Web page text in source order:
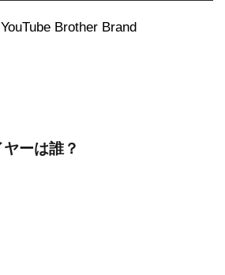
Brother Brand
ーは誰？